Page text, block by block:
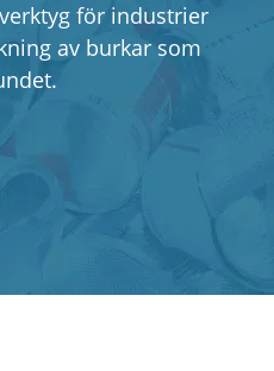
Material
Kundcase
Om Mil-tek
Mil-tek
för industrier
av burkar som